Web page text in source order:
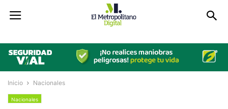
Inicio Nacionales
Nacionales